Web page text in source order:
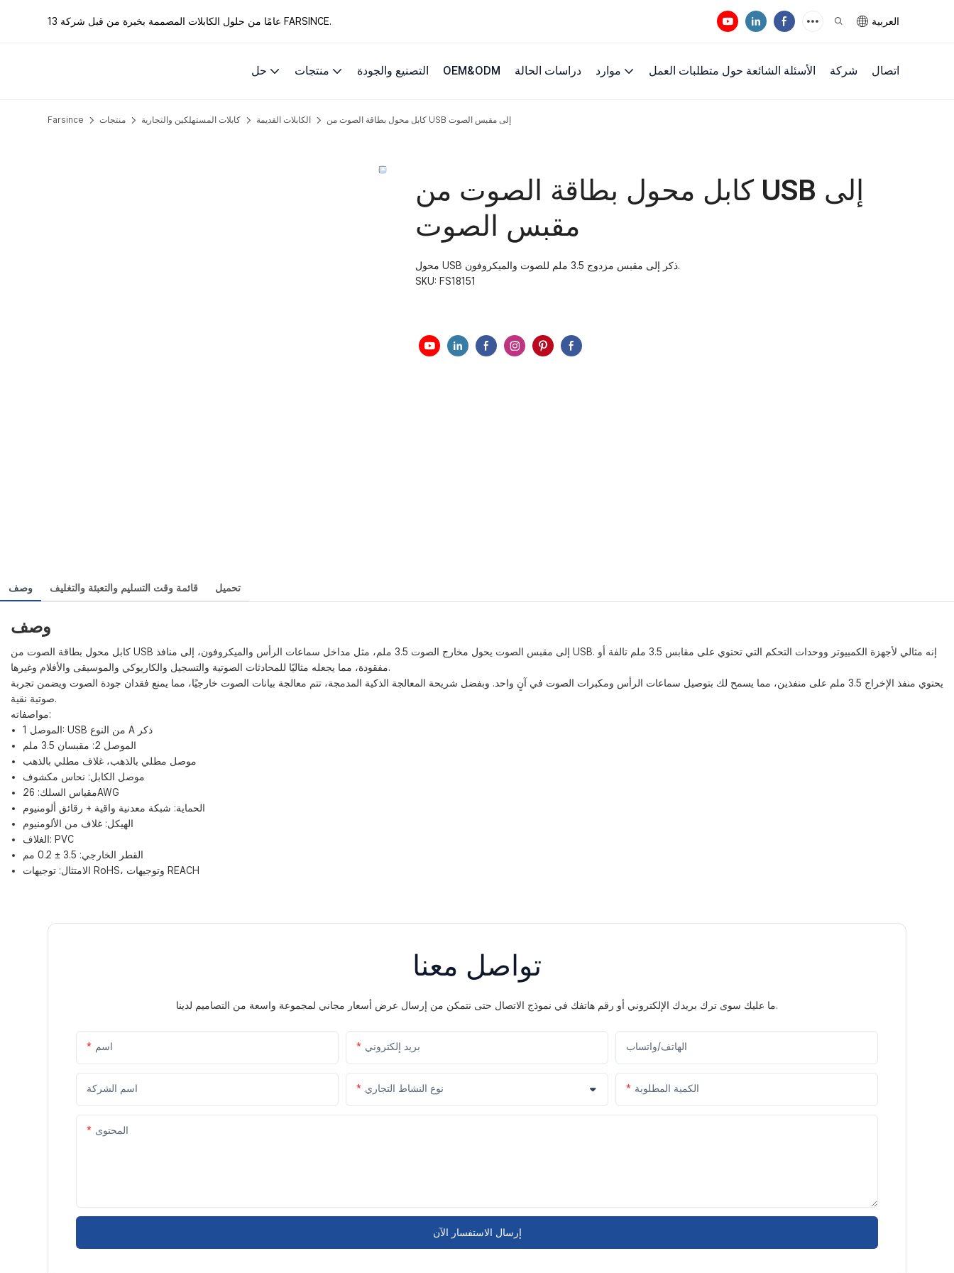
13 عامًا من حلول الكابلات المصممة بخبرة من قبل شركة FARSINCE. العربية
حل منتجات التصنيع والجودة OEM&ODM دراسات الحالة موارد الأسئلة الشائعة حول متطلبات العمل شركة اتصال
Farsince منتجات كابلات المستهلكين والتجارية الكابلات القديمة كابل محول بطاقة الصوت من USB إلى مقبس الصوت
كابل محول بطاقة الصوت من USB إلى
مقبس الصوت
محول USB ذكر إلى مقبس مزدوج 3.5 ملم للصوت والميكروفون.
SKU: FS18151
وصف قائمة وقت التسليم والتعبئة والتغليف تحميل
وصف
كابل محول بطاقة الصوت من USB إلى مقبس الصوت يحول مخارج الصوت 3.5 ملم، مثل مداخل سماعات الرأس والميكروفون، إلى منافذ USB. إنه مثالي لأجهزة الكمبيوتر ووحدات التحكم التي تحتوي على مقابس 3.5 ملم تالفة أو
مفقودة، مما يجعله مثاليًا للمحادثات الصوتية والتسجيل والكاريوكي والموسيقى والأفلام وغيرها.
يحتوي منفذ الإخراج 3.5 ملم على منفذين، مما يسمح لك بتوصيل سماعات الرأس ومكبرات الصوت في آنٍ واحد. وبفضل شريحة المعالجة الذكية المدمجة، تتم معالجة بيانات الصوت خارجيًا، مما يمنع فقدان جودة الصوت ويضمن تجربة
صوتية نقية.
مواصفاته:
الموصل 1: USB من النوع A ذكر
الموصل 2: ​​مقبسان 3.5 ملم
موصل مطلي بالذهب، غلاف مطلي بالذهب
موصل الكابل: نحاس مكشوف
مقياس السلك: 26AWG
الحماية: شبكة معدنية واقية + رقائق ألومنيوم
الهيكل: غلاف من الألومنيوم
الغلاف: PVC
القطر الخارجي: 3.5 ± 0.2 مم
الامتثال: توجيهات RoHS، وتوجيهات REACH
تواصل معنا
ما عليك سوى ترك بريدك الإلكتروني أو رقم هاتفك في نموذج الاتصال حتى نتمكن من إرسال عرض أسعار مجاني لمجموعة واسعة من التصاميم لدينا.
اسم بريد إلكتروني الهاتف/واتساب
اسم الشركة نوع النشاط التجاري الكمية المطلوبة
المحتوى
إرسال الاستفسار الآن